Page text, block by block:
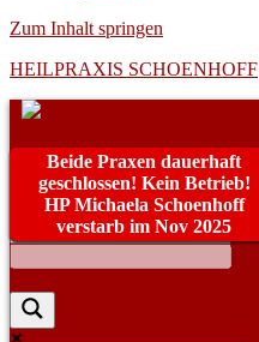
Zum Inhalt springen
HEILPRAXIS SCHOENHOFF
Beide Praxen dauerhaft
geschlossen! Kein Betrieb!
HP Michaela Schoenhoff
verstarb im Nov 2025